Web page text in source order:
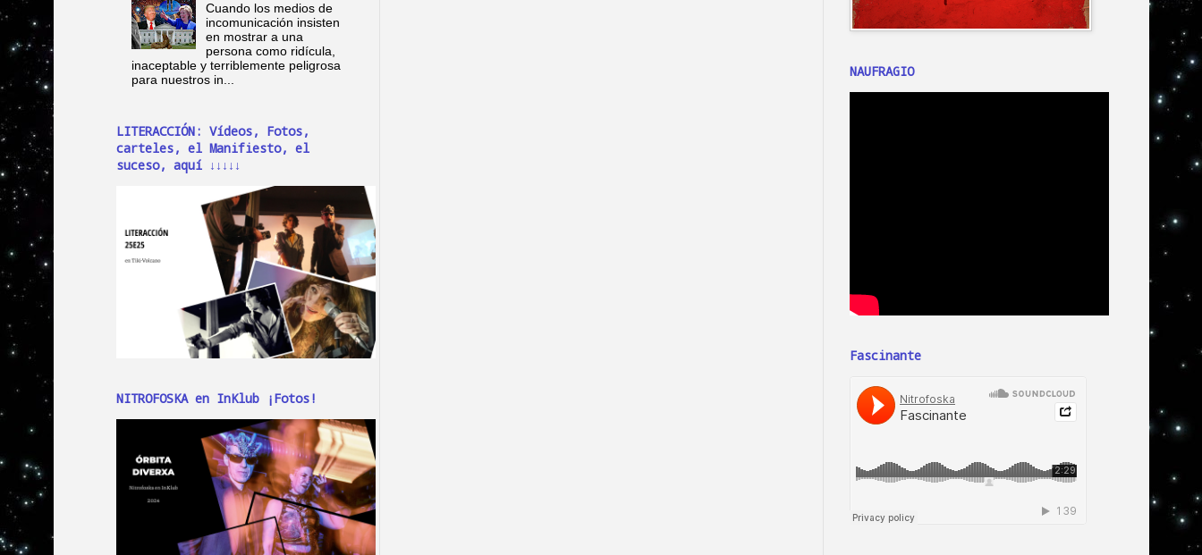
Cuando los medios de
incomunicación insisten
en mostrar a una
persona como ridícula,
inaceptable y terriblemente peligrosa
para nuestros in...
LITERACCIÓN: Vídeos, Fotos,
carteles, el Manifiesto, el
suceso, aquí ↓↓↓↓↓
NITROFOSKA en InKlub ¡Fotos!
NAUFRAGIO
Fascinante